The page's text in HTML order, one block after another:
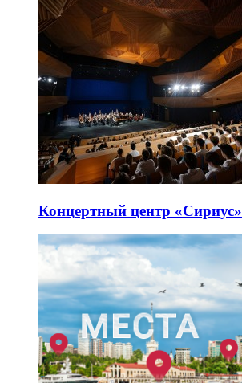
Концертный центр «Сириус»